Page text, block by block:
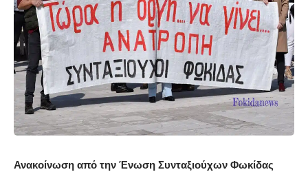
Ανακοίνωση από την Ένωση Συνταξιούχων Φωκίδας